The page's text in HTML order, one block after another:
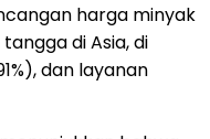
harga minyak
di Asia, di
dan layanan